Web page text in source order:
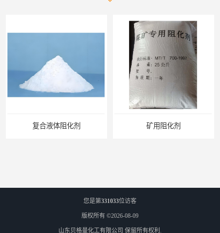
您是第331033位访客
版权所有 ©2026-08-09
山东贝格曼化工有限公司 保留所有权利.